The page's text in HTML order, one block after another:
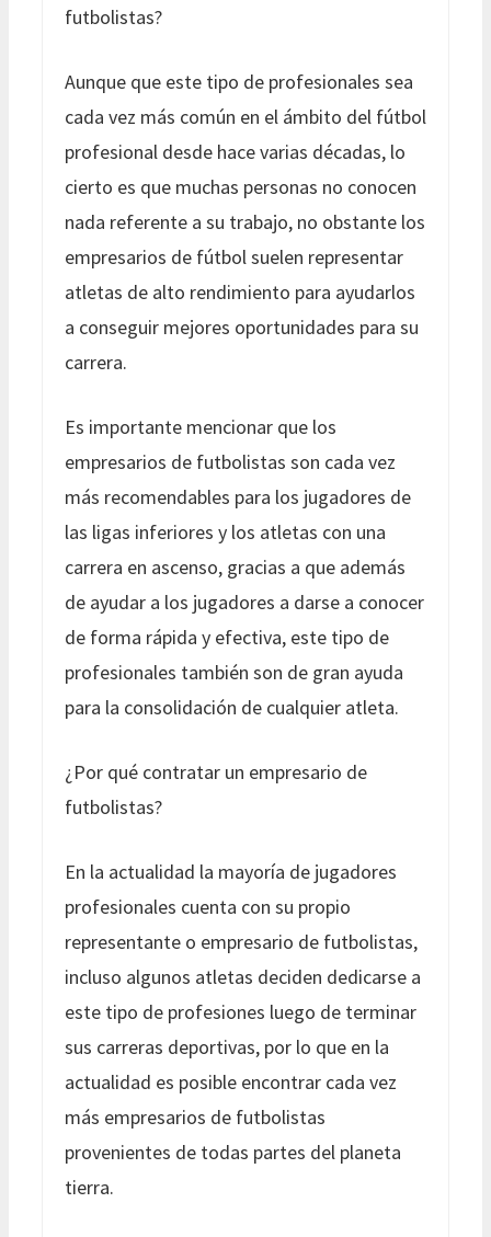
futbolistas?
Aunque que este tipo de profesionales sea
cada vez más común en el ámbito del fútbol
profesional desde hace varias décadas, lo
cierto es que muchas personas no conocen
nada referente a su trabajo, no obstante los
empresarios de fútbol suelen representar
atletas de alto rendimiento para ayudarlos
a conseguir mejores oportunidades para su
carrera.
Es importante mencionar que los
empresarios de futbolistas son cada vez
más recomendables para los jugadores de
las ligas inferiores y los atletas con una
carrera en ascenso, gracias a que además
de ayudar a los jugadores a darse a conocer
de forma rápida y efectiva, este tipo de
profesionales también son de gran ayuda
para la consolidación de cualquier atleta.
¿Por qué contratar un empresario de
futbolistas?
En la actualidad la mayoría de jugadores
profesionales cuenta con su propio
representante o empresario de futbolistas,
incluso algunos atletas deciden dedicarse a
este tipo de profesiones luego de terminar
sus carreras deportivas, por lo que en la
actualidad es posible encontrar cada vez
más empresarios de futbolistas
provenientes de todas partes del planeta
tierra.